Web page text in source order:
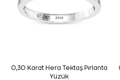
0,30 Karat Hera Tektaş Pırlanta
Yüzük